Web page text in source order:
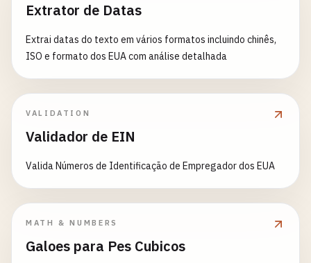
Extrator de Datas
Extrai datas do texto em vários formatos incluindo chinês,
ISO e formato dos EUA com análise detalhada
VALIDATION
Validador de EIN
Valida Números de Identificação de Empregador dos EUA
MATH & NUMBERS
Galoes para Pes Cubicos